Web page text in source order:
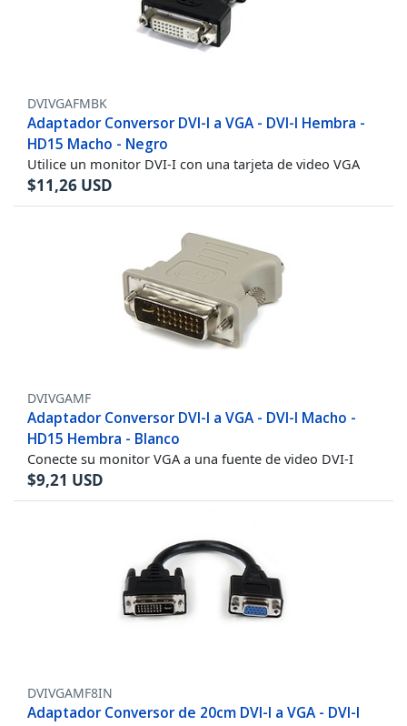
DVIVGAFMBK
Adaptador Conversor DVI-I a VGA - DVI-I Hembra -
HD15 Macho - Negro
Utilice un monitor DVI-I con una tarjeta de video VGA
$11,26 USD
DVIVGAMF
Adaptador Conversor DVI-I a VGA - DVI-I Macho -
HD15 Hembra - Blanco
Conecte su monitor VGA a una fuente de video DVI-I
$9,21 USD
DVIVGAMF8IN
Adaptador Conversor de 20cm DVI-I a VGA - DVI-I